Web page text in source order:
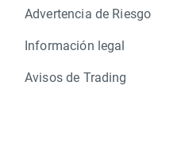
Advertencia de Riesgo
Información legal
Avisos de Trading